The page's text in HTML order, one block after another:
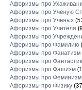
Афоризмы про
Афоризмы про Ученую
Афоризмы про Ученых
Афоризмы про Учителя
Афоризмы про
Афоризмы про Фамилию
Афоризмы про Фанатизм
Афоризмы про
Афоризмы про Фашизм
Афоризмы про Феминизм
Афоризмы про Физику